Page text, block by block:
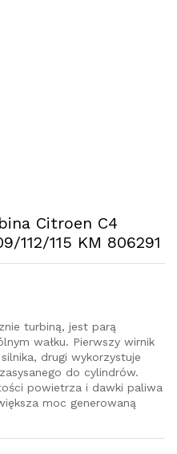
Citroen C4
112/115 KM 806291
turbiną, jest parą
wałku. Pierwszy wirnik
drugi wykorzystuje
do cylindrów.
powietrza i dawki paliwa
moc generowaną